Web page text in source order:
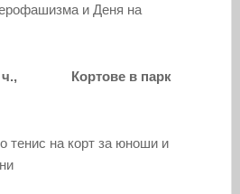
и Деня на
ч., Кортове в парк
тенис на корт за юноши и